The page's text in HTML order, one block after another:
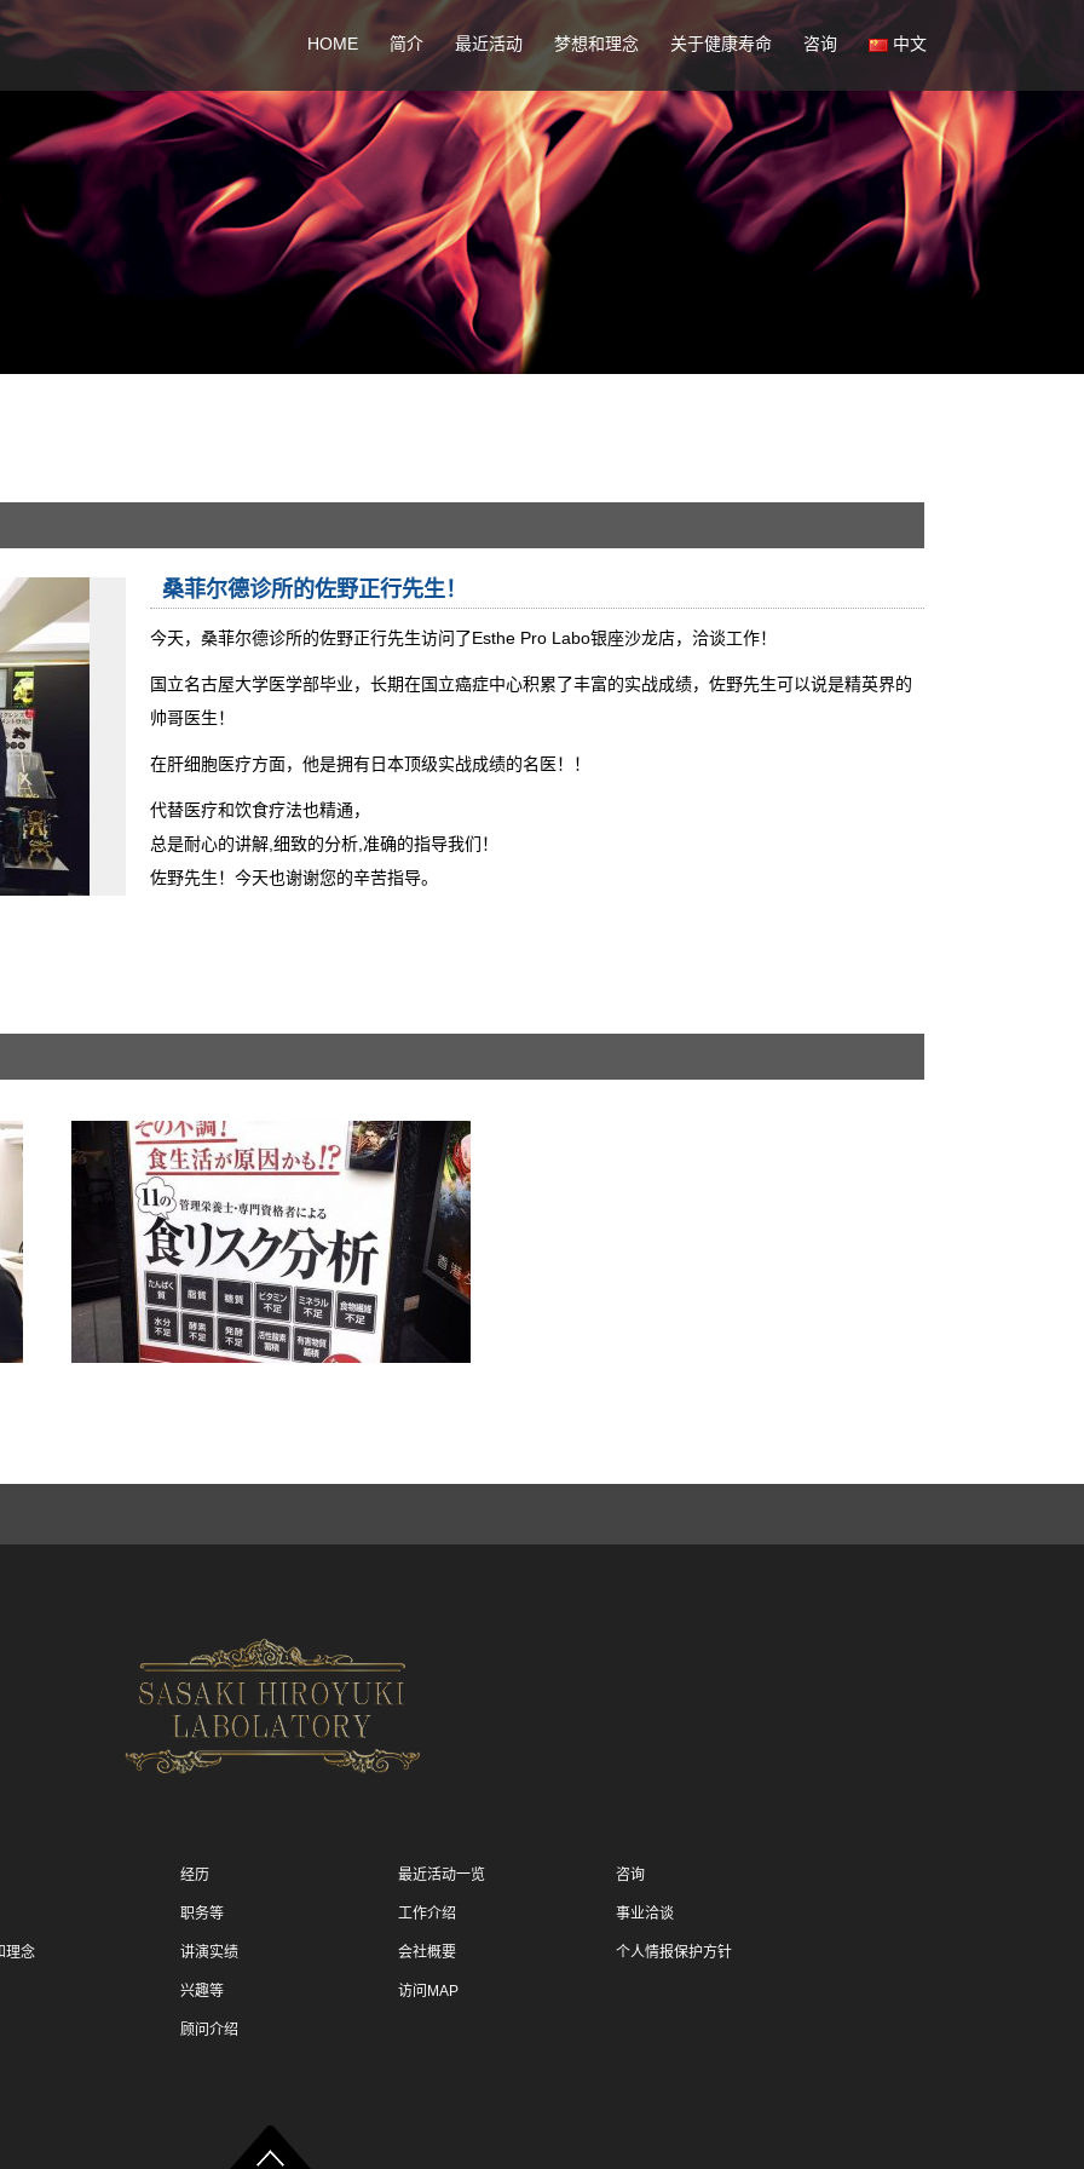
HOME 简介 最近活动 梦想和理念 关于健康寿命 咨询 中文
日文
桑菲尔德诊所的佐野正行先生！
今天，桑菲尔德诊所的佐野正行先生访问了Esthe Pro Labo银座沙龙店，洽谈工作！
国立名古屋大学医学部毕业，长期在国立癌症中心积累了丰富的实战成绩，佐野先生可以说是精英界的
帅哥医生！
在肝细胞医疗方面，他是拥有日本顶级实战成绩的名医！！
代替医疗和饮食疗法也精通，
总是耐心的讲解,细致的分析,准确的指导我们！
佐野先生！今天也谢谢您的辛苦指导。
理念
经历
职务等
讲演实绩
兴趣等
顾问介绍
最近活动一览
工作介绍
会社概要
访问MAP
咨询
事业洽谈
个人情报保护方针